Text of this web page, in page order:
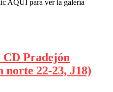
AQUÍ para ver la galería
CD Pradejón
norte 22-23, J18)